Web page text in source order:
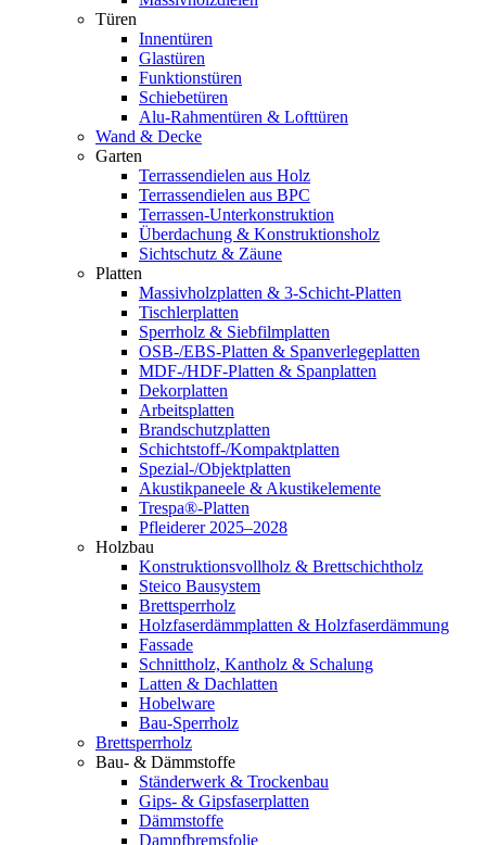
Türen
Innentüren
Glastüren
Funktionstüren
Schiebetüren
Alu-Rahmentüren & Lofttüren
Wand & Decke
Garten
Terrassendielen aus Holz
Terrassendielen aus BPC
Terrassen-Unterkonstruktion
Überdachung & Konstruktionsholz
Sichtschutz & Zäune
Platten
Massivholzplatten & 3-Schicht-Platten
Tischlerplatten
Sperrholz & Siebfilmplatten
OSB-/EBS-Platten & Spanverlegeplatten
MDF-/HDF-Platten & Spanplatten
Dekorplatten
Arbeitsplatten
Brandschutzplatten
Schichtstoff-/Kompaktplatten
Spezial-/Objektplatten
Akustikpaneele & Akustikelemente
Trespa®-Platten
Pfleiderer 2025–2028
Holzbau
Konstruktionsvollholz & Brettschichtholz
Steico Bausystem
Brettsperrholz
Holzfaserdämmplatten & Holzfaserdämmung
Fassade
Schnittholz, Kantholz & Schalung
Latten & Dachlatten
Hobelware
Bau-Sperrholz
Brettsperrholz
Bau- & Dämmstoffe
Ständerwerk & Trockenbau
Gips- & Gipsfaserplatten
Dämmstoffe
Dampfbremsfolie